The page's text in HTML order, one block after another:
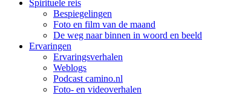
Spirituele reis
Bespiegelingen
Foto en film van de maand
De weg naar binnen in woord en beeld
Ervaringen
Ervaringsverhalen
Weblogs
Podcast camino.nl
Foto- en videoverhalen